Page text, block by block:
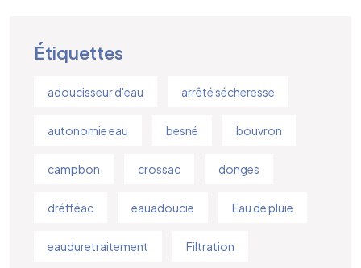
Étiquettes
adoucisseur d'eau arrêté sécheresse
autonomie eau besné bouvron
campbon crossac donges
dréfféac eauadoucie Eau de pluie
eauduretraitement Filtration